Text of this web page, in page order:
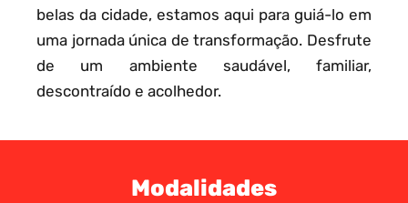
belas da cidade, estamos aqui para guiá-lo em
uma jornada única de transformação. Desfrute
de um ambiente saudável, familiar,
descontraído e acolhedor.
Modalidades